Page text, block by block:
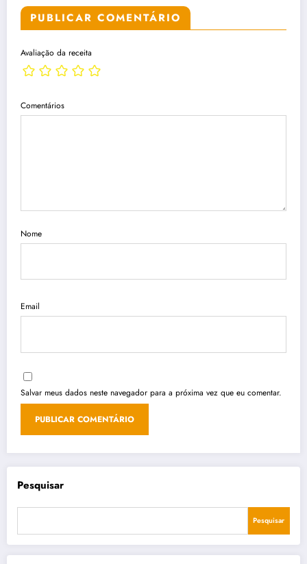
PUBLICAR COMENTÁRIO
Avaliação da receita
Comentários
Nome
Email
Salvar meus dados neste navegador para a próxima vez que eu comentar.
Pesquisar
Pesquisar